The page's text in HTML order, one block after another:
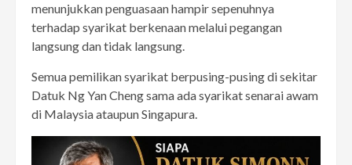
menunjukkan penguasaan hampir sepenuhnya
terhadap syarikat berkenaan melalui pegangan
langsung dan tidak langsung.
Semua pemilikan syarikat berpusing-pusing di sekitar
Datuk Ng Yan Cheng sama ada syarikat senarai awam
di Malaysia ataupun Singapura.